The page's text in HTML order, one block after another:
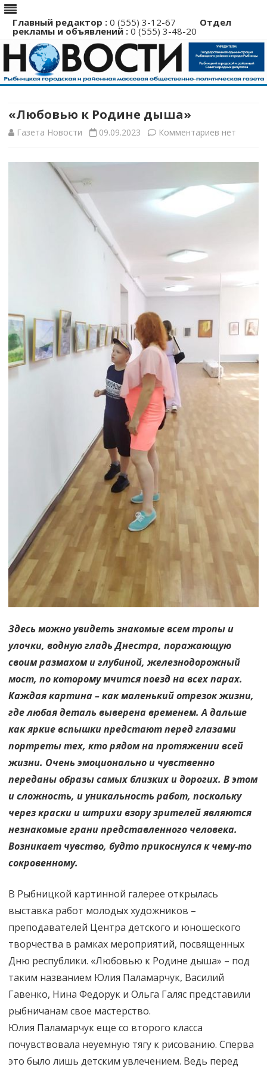
Главный редактор : 0 (555) 3-12-67 Отдел
рекламы и объявлений : 0 (555) 3-48-20
Перейти
«Любовью к Родине дыша»
Газета Новости 09.09.2023 Комментариев к
к
нет
Здесь можно увидеть знакомые всем тропы и
улочки, водную гладь Днестра, поражающую
своим размахом и глубиной, железнодорожный
мост, по которому мчится поезд на всех парах.
Каждая картина – как маленький отрезок жизни,
где любая деталь выверена временем. А дальше
как яркие вспышки предстают перед глазами
портреты тех, кто рядом на протяжении всей
жизни. Очень эмоционально и чувственно
переданы образы самых близких и дорогих. В этом
и сложность, и уникальность работ, поскольку
через краски и штрихи взору зрителей являются
незнакомые грани представленного человека.
Возникает чувство, будто прикоснулся к чему-то
сокровенному.
В Рыбницкой картинной галерее открылась
выставка работ молодых художников –
преподавателей Центра детского и юношеского
творчества в рамках мероприятий, посвященных
Дню республики. «Любовью к Родине дыша» – под
таким названием Юлия Паламарчук, Василий
Гавенко, Нина Федорук и Ольга Галяс представили
рыбничанам свое мастерство.
Юлия Паламарчук еще со второго класса
почувствовала неуемную тягу к рисованию. Сперва
это было лишь детским увлечением. Ведь перед